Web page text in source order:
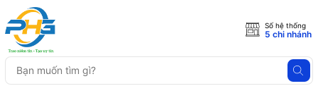
Số hệ thống
5 chi nhánh